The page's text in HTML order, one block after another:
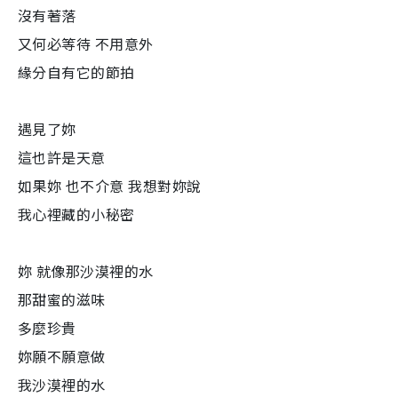
沒有著落
又何必等待 不用意外
緣分自有它的節拍
遇見了妳
這也許是天意
如果妳 也不介意 我想對妳說
我心裡藏的小秘密
妳 就像那沙漠裡的水
那甜蜜的滋味
多麼珍貴
妳願不願意做
我沙漠裡的水